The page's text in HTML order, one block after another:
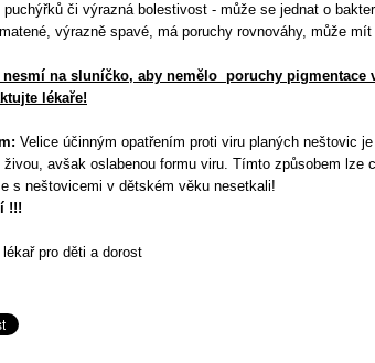
či výrazná bolestivost - může se jednat o
výrazně spavé, má poruchy rovnováhy, může
na sluníčko, aby nemělo poruchy pigmentace
lékaře!
Velice účinným opatřením proti viru planých neštovic
avšak oslabenou formu viru. Tímto způsobem lze
s neštovicemi v dětském věku nesetkali!
!!!
pro děti a dorost